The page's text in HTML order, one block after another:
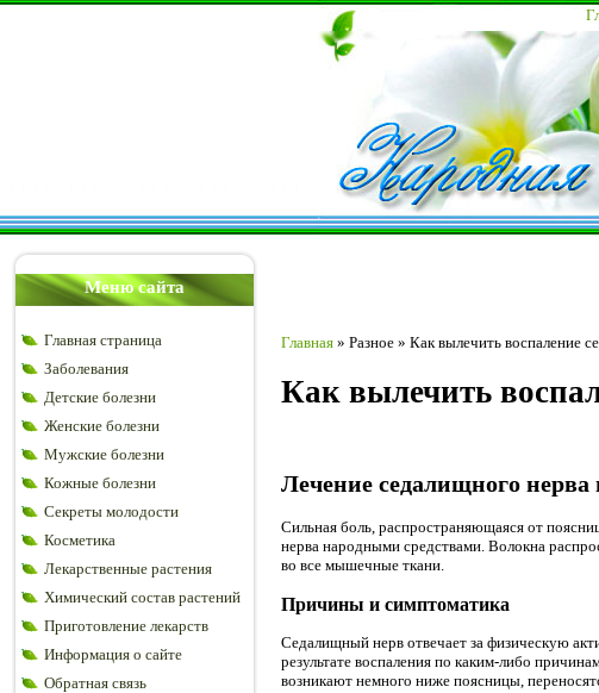
Меню сайта
Главная страница
Заболевания
Детские болезни
Женские болезни
Мужские болезни
Кожные болезни
Секреты молодости
Косметика
Лекарственные растения
Химический состав растений
Приготовление лекарств
Информация о сайте
Обратная связь
Главная » Разное » Как вылечить воспаление
Как вылечить
Лечение седалищного
Сильная боль, распространяющаяся от
нерва народными средствами. Волокна
во все мышечные ткани.
Причины и симптоматика
Седалищный нерв отвечает за физическую
результате воспаления по каким-либо
возникают немного ниже поясницы,